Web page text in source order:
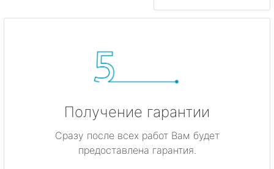
Получение гарантии
Сразу после всех работ Вам будет
предоставлена гарантия.